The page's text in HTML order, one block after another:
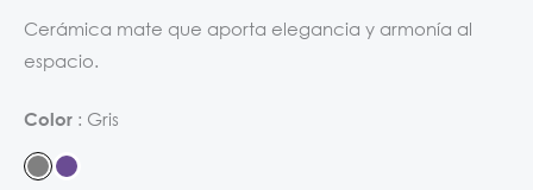
Cerámica mate que aporta elegancia y armonía al
espacio.
Color Gris